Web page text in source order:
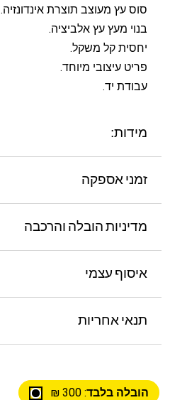
סוס עץ מעוצב תוצרת אינדונזיה.
בנוי מעץ עץ אלביציה.
יחסית קל משקל.
פריט עיצובי מיוחד.
עבודת יד.
מידות:
זמני אספקה
מדיניות הובלה והרכבה
איסוף עצמי
תנאי אחריות
הובלה בלבד: 300 ₪